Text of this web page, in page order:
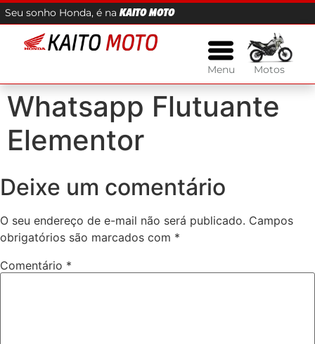
Seu sonho Honda, é naKAITO MOTO
Menu Motos
Whatsapp Flutuante
Elementor
Deixe um comentário
O seu endereço de e-mail não será publicado. Campos
obrigatórios são marcados com *
Comentário *